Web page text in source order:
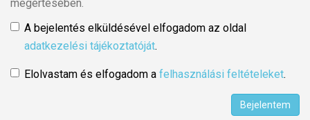
megértésében.
A bejelentés elküldésével elfogadom az oldal
adatkezelési tájékoztatóját.
Elolvastam és elfogadom a felhasználási feltételeket.